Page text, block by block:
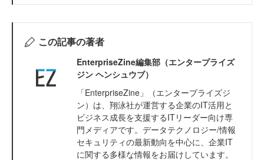
この記事の著者
EnterpriseZine編集部（エンタープライズ
ジン ヘンシュウブ）
「EnterpriseZine」（エンタープライズジ
ン）は、翔泳社が運営する企業のIT活用と
ビジネス成長を支援するITリーダー向け専
門メディアです。データテクノロジー/情報
セキュリティの最新動向を中心に、企業IT
に関する多様な情報をお届けしています。